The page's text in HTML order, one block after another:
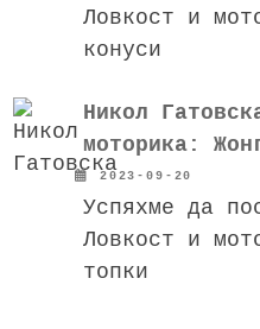
Ловкост и
конуси
Никол
моторика:
2023-09-20
Успяхме да
Ловкост и
топки